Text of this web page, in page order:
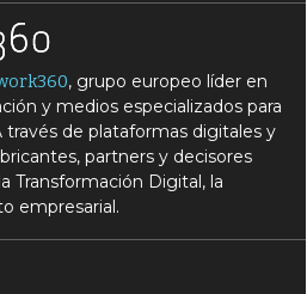
, grupo europeo líder en
y medios especializados para
de plataformas digitales y
partners y decisores
Transformación Digital, la
empresarial.